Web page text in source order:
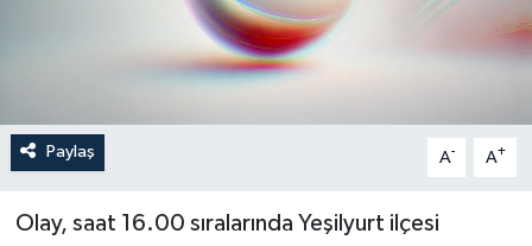
Paylaş A- A+
Olay, saat 16.00 sıralarında Yeşilyurt ilçesi
Yaşam